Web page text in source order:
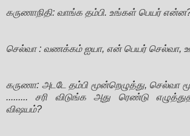
கருணாநிதி: வாங்க தம்பி. உங்கள் பெயர்
செல்வா : வணக்கம் ஐயா, என் பெயர் செல்வா,
கருணா: அடடே தம்பி மூன்றெழுத்து, செல்வா
......... சரி விடுங்க அது ரெண்டு
விஷயம்?